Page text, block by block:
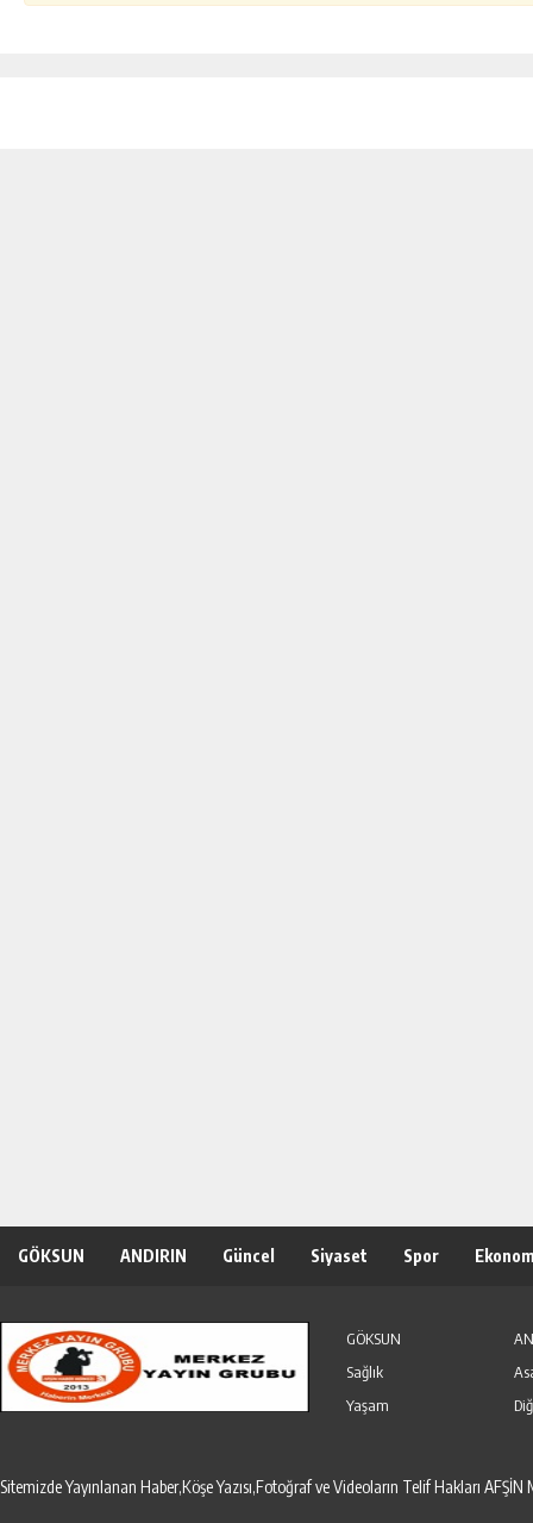
GÖKSUN ANDIRIN Güncel Siyaset Spor
GÖKSUN
Sağlık
Yaşam
Sitemizde Yayınlanan Haber,Köşe Yazısı,Fotoğraf ve Videoların Telif Hakları